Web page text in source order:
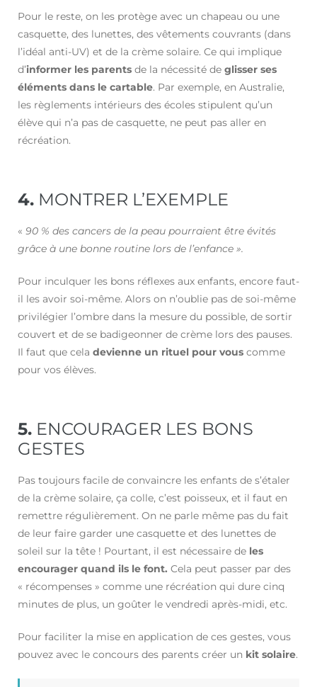
Pour le reste, on les protège avec un chapeau ou une
casquette, des lunettes, des vêtements couvrants (dans
l’idéal anti-UV) et de la crème solaire. Ce qui implique
d’informer les parents de la nécessité de glisser ses
éléments dans le cartable. Par exemple, en Australie,
les règlements intérieurs des écoles stipulent qu’un
élève qui n’a pas de casquette, ne peut pas aller en
récréation.
4. MONTRER L’EXEMPLE
« 90 % des cancers de la peau pourraient être évités
grâce à une bonne routine lors de l’enfance ».
Pour inculquer les bons réflexes aux enfants, encore faut-
il les avoir soi-même. Alors on n’oublie pas de soi-même
privilégier l’ombre dans la mesure du possible, de sortir
couvert et de se badigeonner de crème lors des pauses.
Il faut que cela devienne un rituel pour vous comme
pour vos élèves.
5. ENCOURAGER LES BONS
GESTES
Pas toujours facile de convaincre les enfants de s’étaler
de la crème solaire, ça colle, c’est poisseux, et il faut en
remettre régulièrement. On ne parle même pas du fait
de leur faire garder une casquette et des lunettes de
soleil sur la tête ! Pourtant, il est nécessaire de les
encourager quand ils le font. Cela peut passer par des
« récompenses » comme une récréation qui dure cinq
minutes de plus, un goûter le vendredi après-midi, etc.
Pour faciliter la mise en application de ces gestes, vous
pouvez avec le concours des parents créer un kit solaire.